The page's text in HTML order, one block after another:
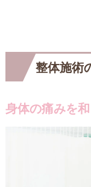
整体施術
身体の痛みを